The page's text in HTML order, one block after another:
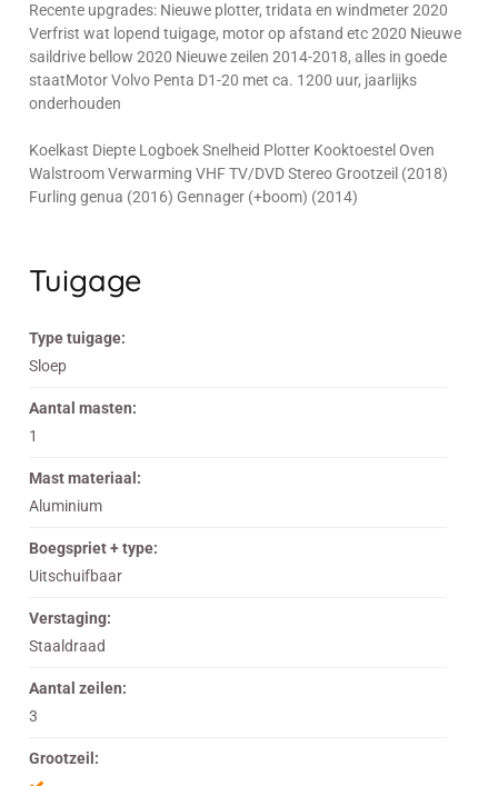
Recente upgrades: Nieuwe plotter, tridata en windmeter 2020
Verfrist wat lopend tuigage, motor op afstand etc 2020 Nieuwe
saildrive bellow 2020 Nieuwe zeilen 2014-2018, alles in goede
staatMotor Volvo Penta D1-20 met ca. 1200 uur, jaarlijks
onderhouden
Koelkast Diepte Logboek Snelheid Plotter Kooktoestel Oven
Walstroom Verwarming VHF TV/DVD Stereo Grootzeil (2018)
Furling genua (2016) Gennager (+boom) (2014)
Tuigage
Type tuigage:
Sloep
Aantal masten:
1
Mast materiaal:
Aluminium
Boegspriet + type:
Uitschuifbaar
Verstaging:
Staaldraad
Aantal zeilen:
3
Grootzeil: